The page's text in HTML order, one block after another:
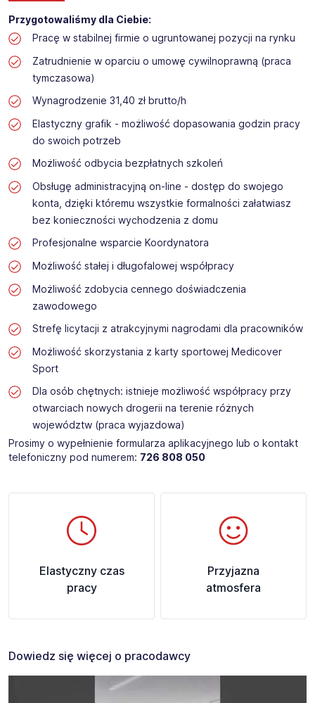
Przygotowaliśmy dla Ciebie:
Pracę w stabilnej firmie o ugruntowanej pozycji na rynku
Zatrudnienie w oparciu o umowę cywilnoprawną (praca
tymczasowa)
Wynagrodzenie 31,40 zł brutto/h
Elastyczny grafik - możliwość dopasowania godzin pracy
do swoich potrzeb
Możliwość odbycia bezpłatnych szkoleń
Obsługę administracyjną on-line - dostęp do swojego
konta, dzięki któremu wszystkie formalności załatwiasz
bez konieczności wychodzenia z domu
Profesjonalne wsparcie Koordynatora
Możliwość stałej i długofalowej współpracy
Możliwość zdobycia cennego doświadczenia
zawodowego
Strefę licytacji z atrakcyjnymi nagrodami dla pracowników
Możliwość skorzystania z karty sportowej Medicover
Sport
Dla osób chętnych: istnieje możliwość współpracy przy
otwarciach nowych drogerii na terenie różnych
województw (praca wyjazdowa)
Prosimy o wypełnienie formularza aplikacyjnego lub o kontakt
telefoniczny pod numerem: 726 808 050
Elastyczny czas
pracy
Przyjazna
atmosfera
Dowiedz się więcej o pracodawcy